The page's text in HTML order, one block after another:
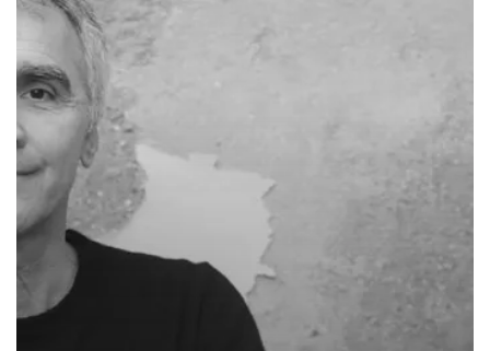
nome
Dante:
rappresentare
la
Commedia”